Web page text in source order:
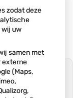
zodat deze
wij uw
samen met
externe
(Maps,